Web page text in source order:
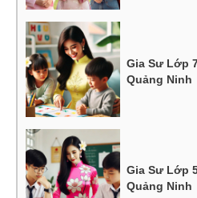
Gia Sư Lớp
Quảng Ninh
Gia Sư Lớp
Quảng Ninh